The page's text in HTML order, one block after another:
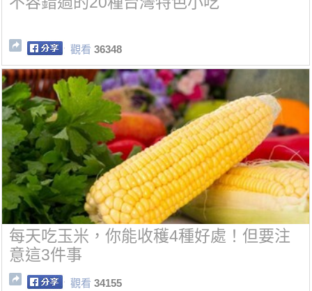
觀看 36348
每天吃玉米，你能收穫4種好處！但要注
意這3件事
觀看 34155